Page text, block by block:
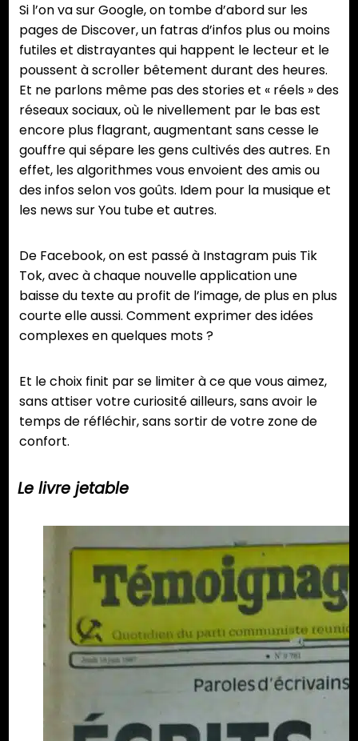
Si l’on va sur Google, on tombe d’abord sur les
pages de Discover, un fatras d’infos plus ou moins
futiles et distrayantes qui happent le lecteur et le
poussent à scroller bêtement durant des heures.
Et ne parlons même pas des stories et « réels » des
réseaux sociaux, où le nivellement par le bas est
encore plus flagrant, augmentant sans cesse le
gouffre qui sépare les gens cultivés des autres. En
effet, les algorithmes vous envoient des amis ou
des infos selon vos goûts. Idem pour la musique et
les news sur You tube et autres.
De Facebook, on est passé à Instagram puis Tik
Tok, avec à chaque nouvelle application une
baisse du texte au profit de l’image, de plus en plus
courte elle aussi. Comment exprimer des idées
complexes en quelques mots ?
Et le choix finit par se limiter à ce que vous aimez,
sans attiser votre curiosité ailleurs, sans avoir le
temps de réfléchir, sans sortir de votre zone de
confort.
Le livre jetable